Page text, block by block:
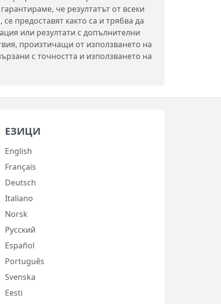
че резултатът от всеки
предоставят както са и трябва да
или резултати с допълнителни
произтичащи от използването на
с точността и използването на
ЕЗИЦИ
English
Français
Deutsch
Italiano
Norsk
Русский
Español
Português
Svenska
Eesti